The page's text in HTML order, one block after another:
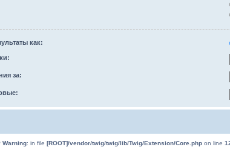
как:
за:
Warning: in file [ROOT]/vendor/twig/twig/lib/Twig/Extension/Core.php on line